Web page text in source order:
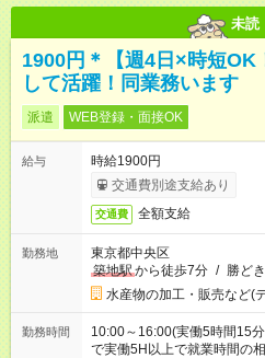
未読
1900円＊【週4日×時短OK
して活躍！同業務います
派遣 WEB登録・面接OK
給与
時給1900円
交通費別途支給あり
交通費 全額支給
勤務地
東京都中央区
築地駅から徒歩7分 / 勝ど
水産物の加工・販売など(
勤務時間
10:00～16:00(実働5時間15
で実働5H以上で就業時間の